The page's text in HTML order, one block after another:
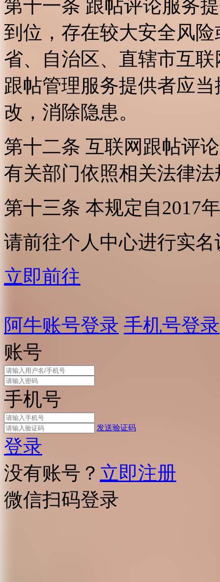
第十一条 跟帖评论服务
到位，存在较大安全风
省、自治区、直辖市互
跟帖管理服务提供者应
改，消除隐患。
第十二条 互联网跟帖评
有关部门依照相关法律
第十三条 本规定自2017
请前往个人中心进行实名
立即前往
阿牛账号登录 手机号登录
账号
手机号
发送验证码
登录
没有账号？ 立即注册
微信扫码登录